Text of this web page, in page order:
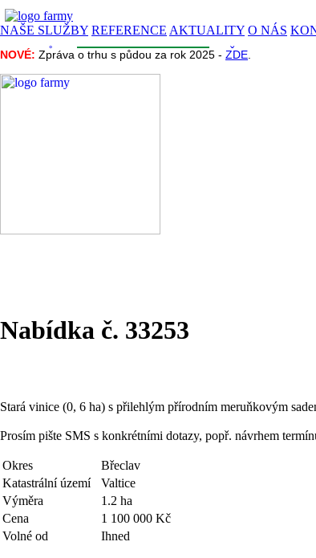
NAŠE SLUŽBY REFERENCE AKTUALITY O NÁS
NOVÉ: Zpráva o trhu s půdou za rok 2025 - ZDE
CENA PŮDY INZERCEINFORMACENAŠE PROJEKTY
NOVÉ: Zpráva o trhu s půdou za rok 2025 - ZDE
Nabídka č. 33253
Stará vinice (0, 6 ha) s přilehlým přírodním meruňkovým
Prosím pište SMS s konkrétními dotazy, popř. návrhem
Okres
Břeclav
Katastrální území
Valtice
Výměra
1.2 ha
Cena
1 100 000 Kč
Volné od
Ihned